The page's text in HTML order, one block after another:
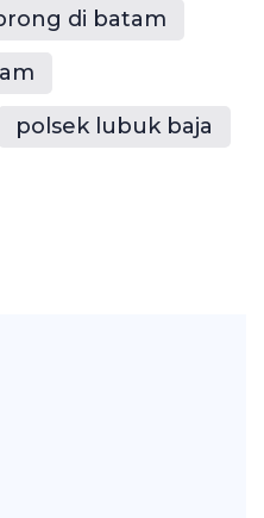
di batam
polsek lubuk baja